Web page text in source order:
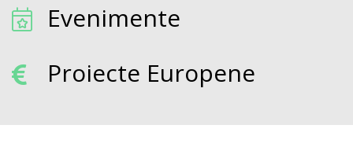
Evenimente
Proiecte Europene